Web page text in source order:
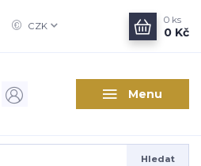
Menu
CZK
Hledat
0 ks
0 Kč